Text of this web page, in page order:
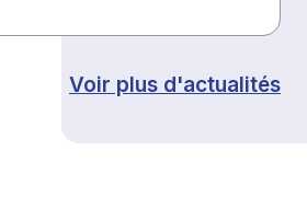
Voir plus d'actualités